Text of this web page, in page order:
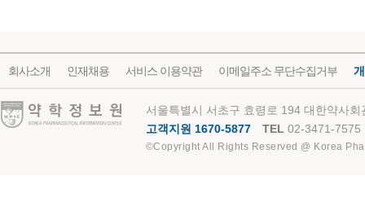
회사소개 인재채용 서비스 이용약관 이메일주소 무단수집거부
약학정보원
서울특별시 서초구 효령로 194 대한약사
고객지원 1670-5877
TEL 02-3471-7575
©Copyright All Rights Reserved @ Korea